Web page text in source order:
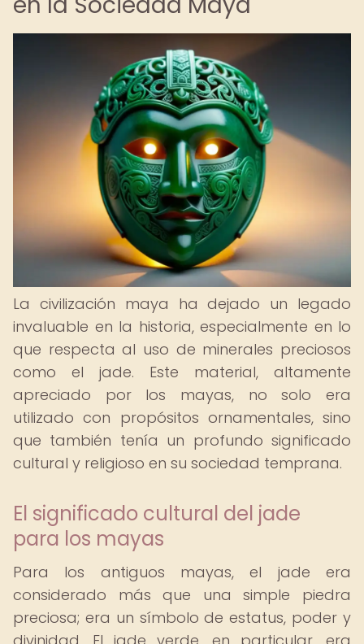
La civilización maya ha dejado un legado
invaluable en la historia, especialmente en lo
que respecta al uso de minerales preciosos
como el jade. Este material, altamente
apreciado por los mayas, no solo era
utilizado con propósitos ornamentales, sino
que también tenía un profundo significado
cultural y religioso en su sociedad temprana.
El significado cultural del jade
para los mayas
Para los antiguos mayas, el jade era
considerado más que una simple piedra
preciosa; era un símbolo de estatus, poder y